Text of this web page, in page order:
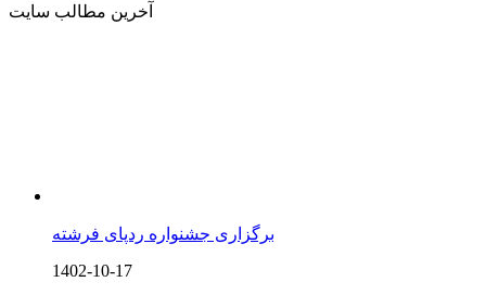
آخرین مطالب سایت
برگزاری جشنواره ردپای فرشته
1402-10-17